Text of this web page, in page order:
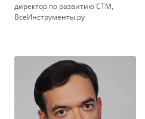
директор по развитию СТМ,
ВсеИнструменты.ру